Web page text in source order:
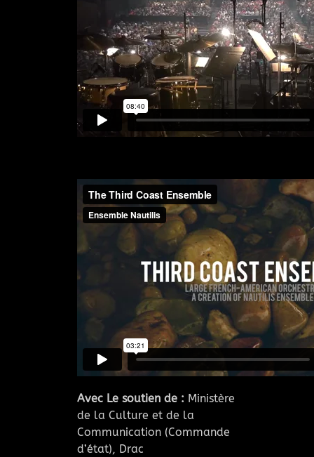
Avec Le soutien de : Ministère
de la Culture et de la
Communication (Commande
d’état), Drac